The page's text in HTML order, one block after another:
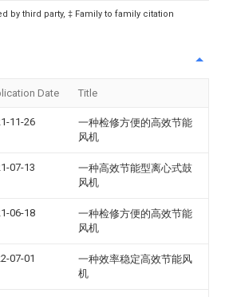
by third party, ‡ Family to family citation
Date Title
11-26
一种检修方便的高效节能
风机
07-13
一种高效节能型离心式鼓
风机
06-18
一种检修方便的高效节能
风机
07-01
一种效率稳定高效节能风
机